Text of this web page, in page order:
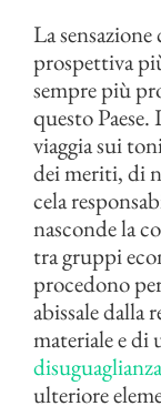
La
prospettiva
sempre più
questo
viaggia sui
dei meriti, di
cela
nasconde la
tra gruppi
procedono
abissale dalla
materiale e di
ulteriore